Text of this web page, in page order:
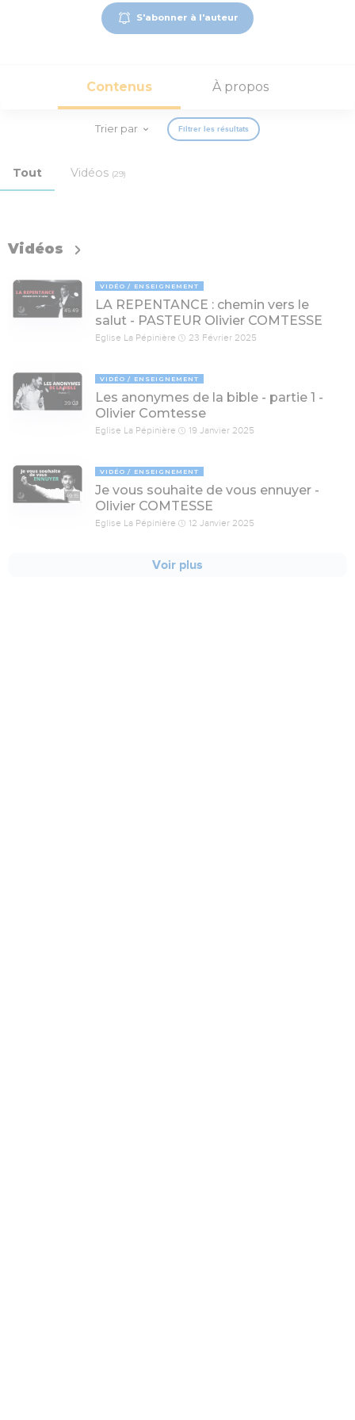
S'abonner à l'auteur
Contenus À propos
Trier par Filtrer les résultats
Tout Vidéos (29)
Vidéos
45:49
VIDÉO ENSEIGNEMENT
LA REPENTANCE : chemin vers le
salut - PASTEUR Olivier COMTESSE
Eglise La Pépinière 23 Février 2025
39:03
VIDÉO ENSEIGNEMENT
Les anonymes de la bible - partie 1 -
Olivier Comtesse
Eglise La Pépinière 19 Janvier 2025
49:15
VIDÉO ENSEIGNEMENT
Je vous souhaite de vous ennuyer -
Olivier COMTESSE
Eglise La Pépinière 12 Janvier 2025
Voir plus